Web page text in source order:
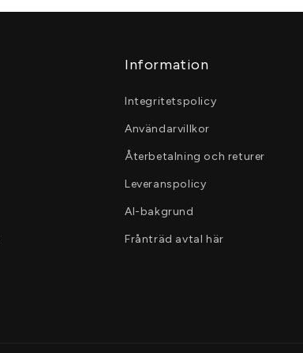
Information
Integritetspolicy
Användarvillkor
Återbetalning och returer
Leveranspolicy
AI-bakgrund
Frånträd avtal här